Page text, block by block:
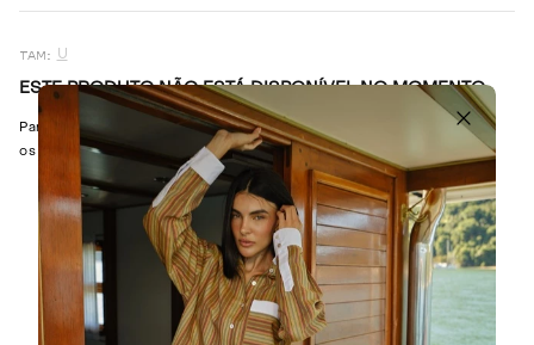
U
ESTE PRODUTO NÃO ESTÁ DISPONÍVEL NO MOMENTO
Para ser avisado da disponibilidade deste Produto, basta preencher
os campos abaixo.